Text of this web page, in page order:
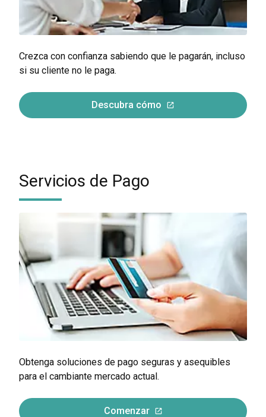
Crezca con confianza sabiendo que le pagarán, incluso
si su cliente no le paga.
Descubra cómo
Servicios de Pago
Obtenga soluciones de pago seguras y asequibles
para el cambiante mercado actual.
Comenzar